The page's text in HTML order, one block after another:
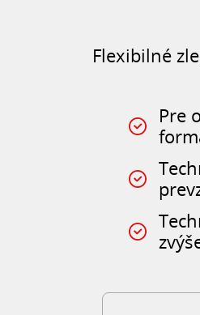
Flexibilné
Pre